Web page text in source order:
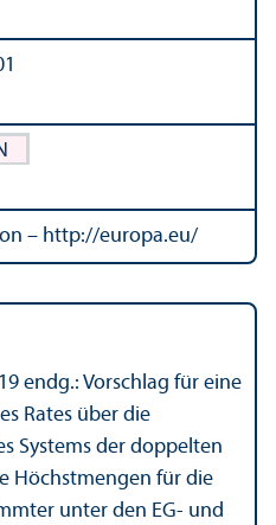
– http://europa.eu/
endg.: Vorschlag für eine
Rates über die
Systems der doppelten
Höchstmengen für die
unter den EG- und